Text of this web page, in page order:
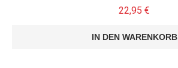
22,95 €
IN DEN WARENKORB